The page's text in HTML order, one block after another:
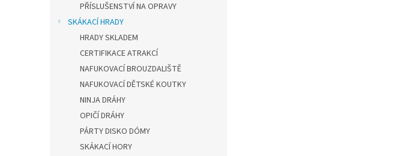
PŘÍSLUŠENSTVÍ NA OPRAVY
SKÁKACÍ HRADY
HRADY SKLADEM
CERTIFIKACE ATRAKCÍ
NAFUKOVACÍ BROUZDALIŠTĚ
NAFUKOVACÍ DĚTSKÉ KOUTKY
NINJA DRÁHY
OPIČÍ DRÁHY
PÁRTY DISKO DÓMY
SKÁKACÍ HORY